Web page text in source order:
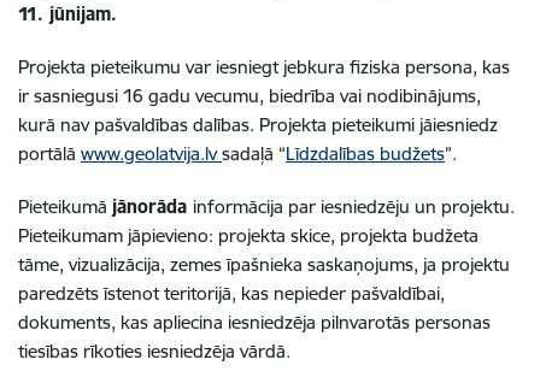
11. jūnijam.
Projekta pieteikumu var iesniegt jebkura fiziska persona, kas
ir sasniegusi 16 gadu vecumu, biedrība vai nodibinājums,
kurā nav pašvaldības dalības. Projekta pieteikumi jāiesniedz
portālā www.geolatvija.lvsadaļā “Līdzdalības budžets”.
Pieteikumā jānorāda informācija par iesniedzēju un projektu.
Pieteikumam jāpievieno: projekta skice, projekta budžeta
tāme, vizualizācija, zemes īpašnieka saskaņojums, ja projektu
paredzēts īstenot teritorijā, kas nepieder pašvaldībai,
dokuments, kas apliecina iesniedzēja pilnvarotās personas
tiesības rīkoties iesniedzēja vārdā.